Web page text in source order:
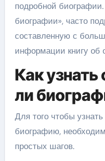
подробной биографии.
биографии», часто
составленную с
информации книгу об
Как
ли
Для того чтобы
биографию,
простых шагов.